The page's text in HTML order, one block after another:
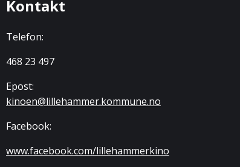
Kontakt
Telefon:
468 23 497
Epost:
kinoen@lillehammer.kommune.no
Facebook:
www.facebook.com/lillehammerkino